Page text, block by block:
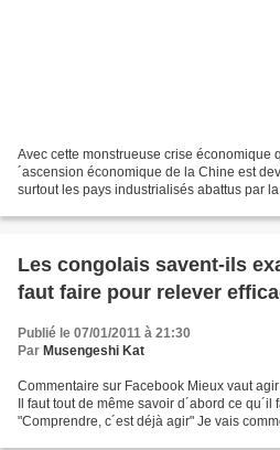
Avec cette monstrueuse crise économique
´ascension économique de la Chine est
surtout les pays industrialisés abattus par
Les congolais savent-ils
faut faire pour relever
Publié le 07/01/2011 à 21:30
Par Musengeshi Kat
Commentaire sur Facebook Mieux vaut
Il faut tout de même savoir d´abord ce qu´il
"Comprendre, c´est déjà agir" Je vais